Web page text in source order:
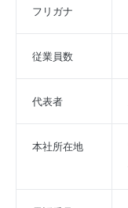
フリガナ
従業員数
代表者
本社所在地